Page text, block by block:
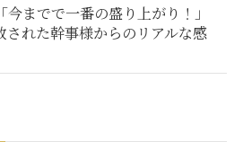
今までで一番の盛り上がり！」
された幹事様からのリアルな感